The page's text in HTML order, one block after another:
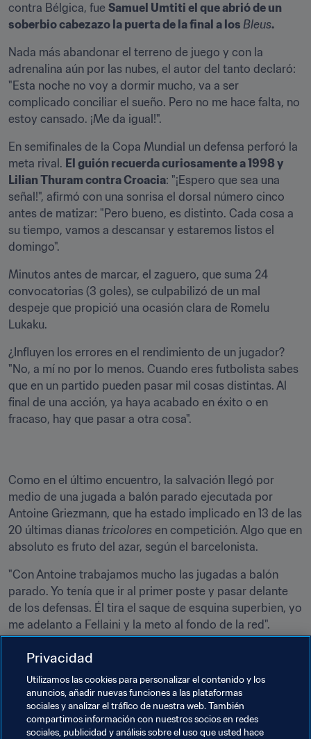
contra Bélgica, fue Samuel Umtiti el que abrió de un
soberbio cabezazo la puerta de la final a los Bleus.
Nada más abandonar el terreno de juego y con la
adrenalina aún por las nubes, el autor del tanto declaró:
"Esta noche no voy a dormir mucho, va a ser
complicado conciliar el sueño. Pero no me hace falta, no
estoy cansado. ¡Me da igual!".
En semifinales de la Copa Mundial un defensa perforó la
meta rival. El guión recuerda curiosamente a 1998 y
Lilian Thuram contra Croacia: "¡Espero que sea una
señal!", afirmó con una sonrisa el dorsal número cinco
antes de matizar: "Pero bueno, es distinto. Cada cosa a
su tiempo, vamos a descansar y estaremos listos el
domingo".
Minutos antes de marcar, el zaguero, que suma 24
convocatorias (3 goles), se culpabilizó de un mal
despeje que propició una ocasión clara de Romelu
Lukaku.
¿Influyen los errores en el rendimiento de un jugador?
"No, a mí no por lo menos. Cuando eres futbolista sabes
que en un partido pueden pasar mil cosas distintas. Al
final de una acción, ya haya acabado en éxito o en
fracaso, hay que pasar a otra cosa".
Como en el último encuentro, la salvación llegó por
medio de una jugada a balón parado ejecutada por
Antoine Griezmann, que ha estado implicado en 13 de las
20 últimas dianas tricolores en competición. Algo que en
absoluto es fruto del azar, según el barcelonista.
"Con Antoine trabajamos mucho las jugadas a balón
parado. Yo tenía que ir al primer poste y pasar delante
de los defensas. Él tira el saque de esquina superbien, yo
me adelanto a Fellaini y la meto al fondo de la red".
Lo que también confirmó el autor del pase decisivo: "Sí,
delante y Sam (Umtiti) por detrás. En la acción ya no me
acuerdo si Paul viene por delante, ¡pero Sam sí que
estaba ahí!".
Privacidad
Utilizamos las cookies para personalizar el contenido y los
anuncios, añadir nuevas funciones a las plataformas
sociales y analizar el tráfico de nuestra web. También
compartimos información con nuestros socios en redes
sociales, publicidad y análisis sobre el uso que usted hace